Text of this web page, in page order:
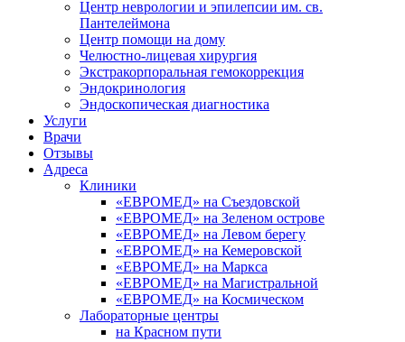
Центр неврологии и эпилепсии им. св.
Пантелеймона
Центр помощи на дому
Челюстно-лицевая хирургия
Экстракорпоральная гемокоррекция
Эндокринология
Эндоскопическая диагностика
Услуги
Врачи
Отзывы
Адреса
Клиники
«ЕВРОМЕД» на Съездовской
«ЕВРОМЕД» на Зеленом острове
«ЕВРОМЕД» на Левом берегу
«ЕВРОМЕД» на Кемеровской
«ЕВРОМЕД» на Маркса
«ЕВРОМЕД» на Магистральной
«ЕВРОМЕД» на Космическом
Лабораторные центры
на Красном пути